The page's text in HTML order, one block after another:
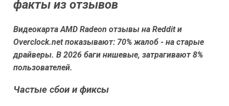
факты из отзывов
Видеокарта AMD Radeon отзывы на Reddit и
Overclock.net показывают: 70% жалоб - на старые
драйверы. В 2026 баги нишевые, затрагивают 8%
пользователей.
Частые сбои и фиксы